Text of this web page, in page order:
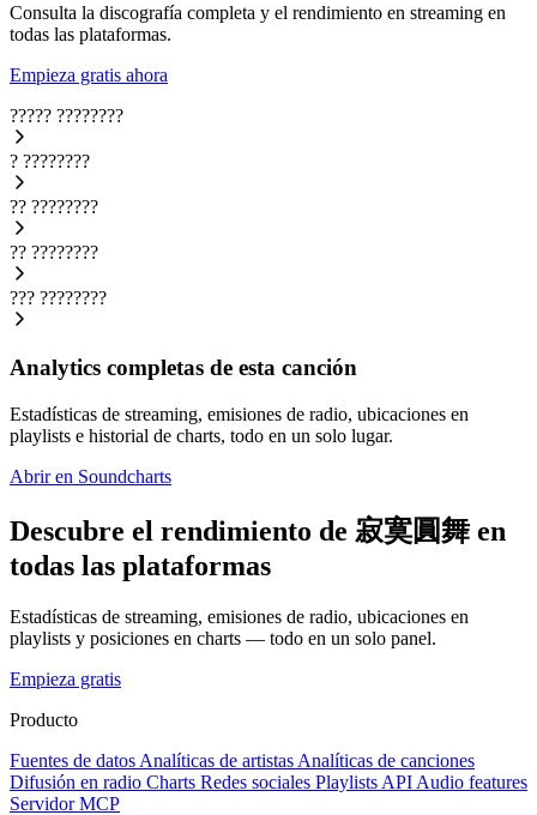
Consulta la discografía completa y el rendimiento en streaming en
todas las plataformas.
Empieza gratis ahora
????? ????????
? ????????
?? ????????
?? ????????
??? ????????
Analytics completas de esta canción
Estadísticas de streaming, emisiones de radio, ubicaciones en
playlists e historial de charts, todo en un solo lugar.
Abrir en Soundcharts
Descubre el rendimiento de 寂寞圓舞 en
todas las plataformas
Estadísticas de streaming, emisiones de radio, ubicaciones en
playlists y posiciones en charts — todo en un solo panel.
Empieza gratis
Producto
Fuentes de datos Analíticas de artistas Analíticas de canciones
Difusión en radio Charts Redes sociales Playlists API Audio features
Servidor MCP